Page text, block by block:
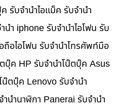
รับจำนำไอแม็ค รับจำนำ
ำ iphone รับจำนำไอโฟน รับ
อไอโฟน รับจำนำโทรศัพท์มือ
บุ๊ค HP รับจำนำโน๊ตบุ๊ค Asus
น๊ตบุ๊ค Lenovo รับจำนำ
นำนาฬิกา Panerai รับจำนำ